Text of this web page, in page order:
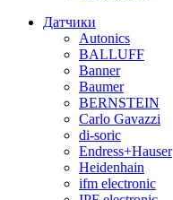
Датчики
Autonics
BALLUFF
Banner
Baumer
BERNSTEIN
Carlo Gavazzi
di-soric
Endress+Hauser
Heidenhain
ifm electronic